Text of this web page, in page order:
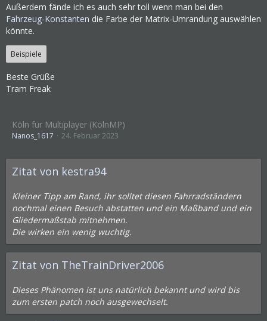
Außerdem fände ich es auch sehr toll wenn man bei den
Fahrzeug-Konstanten die Farbe der Matrix-Umrandung auswählen
könnte.
Beispiele
Beste Grüße
Tram Freak
Köln für Multiplayer (KölnMP)
Nanos_1617 24. Februar 2023
Zitat von kestra94
Kleiner Tipp am Rand, ihr solltet diesen Fahrradständern
nochmal einen Besuch abstatten und ein Maßband und ein
Gliedermaßstab mitnehmen.
Die wirken ein wenig wuchtig.
Zitat von TheTrainDriver2006
Dieses Phänomen ist uns natürlich bekannt und wird bis
zum ersten patch noch ausgewechselt.